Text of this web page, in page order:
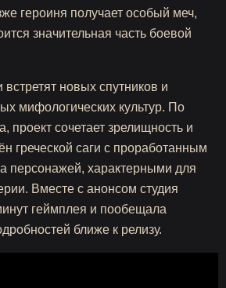
героиня получает особый меч,
значительная часть боевой
новых спутников и
мифологических культур. По
проект сочетает зрелищность и
греческой саги с проработанным
персонажей, характерными для
Вместе с анонсом студия
геймплея и пообещала
ближе к релизу.